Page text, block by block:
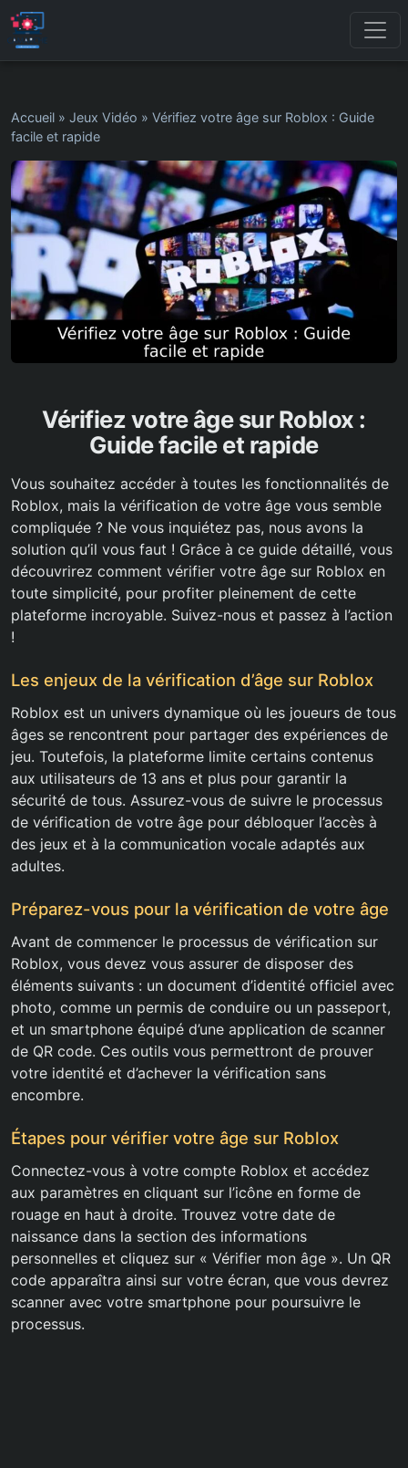
Accueil » Jeux Vidéo » Vérifiez votre âge sur Roblox : Guide
facile et rapide
Vérifiez votre âge sur Roblox :
Guide facile et rapide
Vous souhaitez accéder à toutes les fonctionnalités de
Roblox, mais la vérification de votre âge vous semble
compliquée ? Ne vous inquiétez pas, nous avons la
solution qu’il vous faut ! Grâce à ce guide détaillé, vous
découvrirez comment vérifier votre âge sur Roblox en
toute simplicité, pour profiter pleinement de cette
plateforme incroyable. Suivez-nous et passez à l’action
!
Les enjeux de la vérification d’âge sur Roblox
Roblox est un univers dynamique où les joueurs de tous
âges se rencontrent pour partager des expériences de
jeu. Toutefois, la plateforme limite certains contenus
aux utilisateurs de 13 ans et plus pour garantir la
sécurité de tous. Assurez-vous de suivre le processus
de vérification de votre âge pour débloquer l’accès à
des jeux et à la communication vocale adaptés aux
adultes.
Préparez-vous pour la vérification de votre âge
Avant de commencer le processus de vérification sur
Roblox, vous devez vous assurer de disposer des
éléments suivants : un document d’identité officiel avec
photo, comme un permis de conduire ou un passeport,
et un smartphone équipé d’une application de scanner
de QR code. Ces outils vous permettront de prouver
votre identité et d’achever la vérification sans
encombre.
Étapes pour vérifier votre âge sur Roblox
Connectez-vous à votre compte Roblox et accédez
aux paramètres en cliquant sur l’icône en forme de
rouage en haut à droite. Trouvez votre date de
naissance dans la section des informations
personnelles et cliquez sur « Vérifier mon âge ». Un QR
code apparaîtra ainsi sur votre écran, que vous devrez
scanner avec votre smartphone pour poursuivre le
processus.